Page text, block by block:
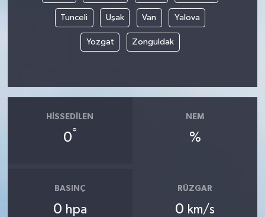
Tunceli Uşak Van Yalova
Yozgat Zonguldak
HISSEDILEN
0°
NEM
%
BASINÇ
0 hpa
RÜZGAR
0 km/s